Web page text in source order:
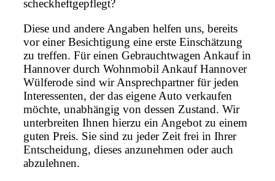
scheckheftgepflegt?
Diese und andere Angaben helfen uns, bereits
vor einer Besichtigung eine erste Einschätzung
zu treffen. Für einen Gebrauchtwagen Ankauf in
Hannover durch Wohnmobil Ankauf Hannover
Wülferode sind wir Ansprechpartner für jeden
Interessenten, der das eigene Auto verkaufen
möchte, unabhängig von dessen Zustand. Wir
unterbreiten Ihnen hierzu ein Angebot zu einem
guten Preis. Sie sind zu jeder Zeit frei in Ihrer
Entscheidung, dieses anzunehmen oder auch
abzulehnen.